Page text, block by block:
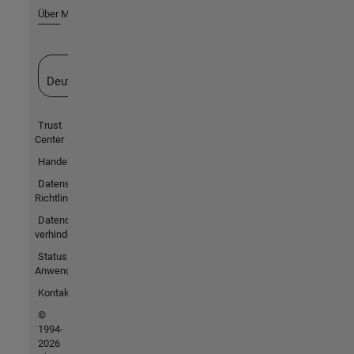
Über MathWorks
Deutschland
Trust
Center
Handelsmarken
Datenschutz-
Richtlinien
Datendiebstahl
verhindern
Status von
Anwendungen
Kontakt
©
1994-
2026